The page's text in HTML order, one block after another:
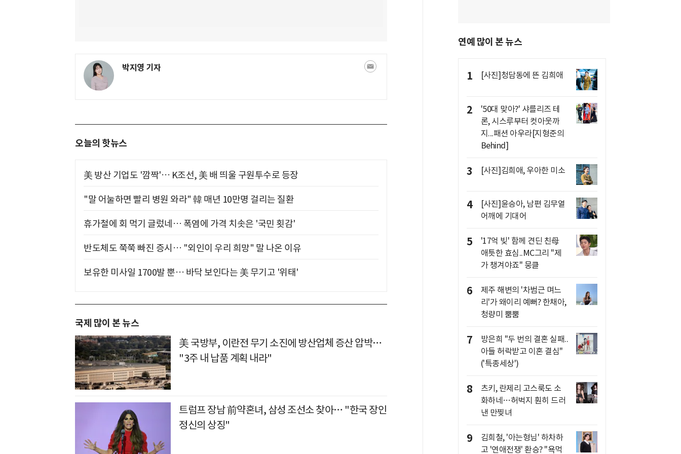
박지영 기자
오늘의 핫뉴스
美 방산 기업도 '깜짝'… K조선, 美 배 띄울 구원투수로 등장
"말 어눌하면 빨리 병원 와라" 韓 매년 10만명 걸리는 질환
휴가철에 회 먹기 글렀네… 폭염에 가격 치솟은 '국민 횟감'
반도체도 쭉쭉 빠진 증시… "외인이 우리 희망" 말 나온 이유
보유한 미사일 1700발 뿐… 바닥 보인다는 美 무기고 '위태'
국제 많이 본 뉴스
美 국방부, 이란전 무기 소진에 방산업체 증산 압박…
"3주 내 납품 계획 내라"
트럼프 장남 前약혼녀, 삼성 조선소 찾아… "한국 장인
정신의 상징"
연예 많이 본 뉴스
1 [사진]청담동에 뜬 김희애
2
'50대 맞아?' 샤를리즈 테
론, 시스루부터 컷아웃까
지...패션 아우라[지형준의
Behind]
3 [사진]김희애, 우아한 미소
4
[사진]윤승아, 남편 김무열
어깨에 기대어
5
'17억 빚' 함께 견딘 친母
애틋한 효심..MC그리 "제
가 챙겨야죠" 뭉클
6
제주 해변의 '차범근 며느
리'가 왜이리 예뻐? 한채아,
청량미 뿜뿜
7
방은희 "두 번의 결혼 실패..
아들 허락받고 이혼 결심"
('특종세상')
8
츠키, 란제리 고스룩도 소
화하네…허벅지 훤히 드러
낸 만찢녀
9
김희철, '아는형님' 하차하
고 '연애전쟁' 환승? "욕먹